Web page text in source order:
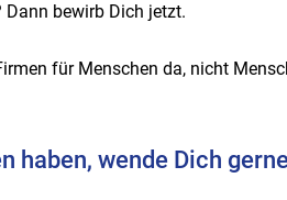
bewirb Dich jetzt.
für Menschen da, nicht
haben, wende Dich